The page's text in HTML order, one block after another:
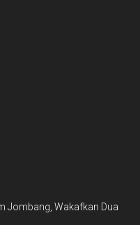
Jombang, Wakafkan Dua